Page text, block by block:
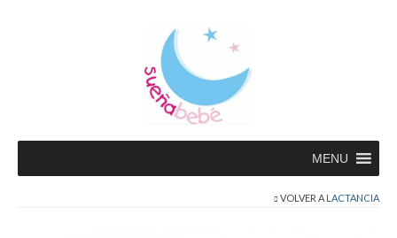
MENU
VOLVER A LACTANCIA